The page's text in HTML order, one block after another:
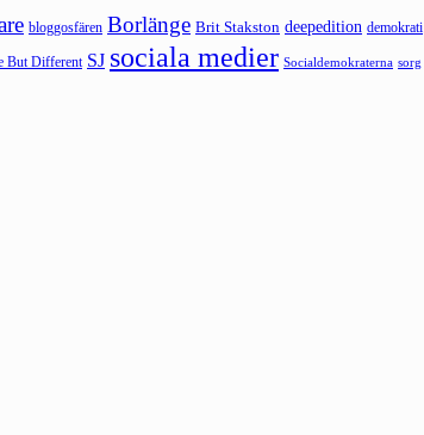
bloggosfären Borlänge Brit Stakston deepedition demokrati
But Different SJ sociala medier Socialdemokraterna sorg